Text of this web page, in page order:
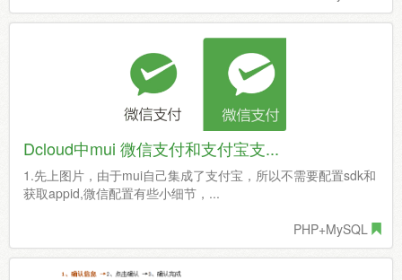
Dcloud中mui 微信支付和支付宝支...
1.先上图片，由于mui自己集成了支付宝，所以不需要配置sdk和
获取appid,微信配置有些小细节，...
PHP+MySQL